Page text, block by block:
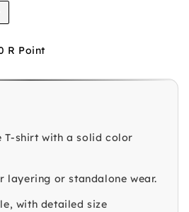
R Point
T-shirt with a solid color
layering or standalone wear.
with detailed size